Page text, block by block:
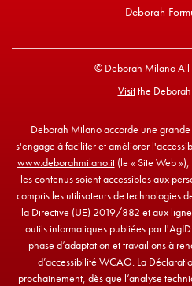
Deborah
© Deborah Milano All
Visitthe Deborah
Deborah Milano accorde une
s'engage à faciliter et améliorer
www.deborahmilano.it(le « Site Web »),
les contenus soient accessibles aux
compris les utilisateurs de technologies
la Directive (UE) 2019/882 et aux
outils informatiques publiées par
phase d’adaptation et travaillons à
d’accessibilité WCAG. La
prochainement, dès que l’analyse